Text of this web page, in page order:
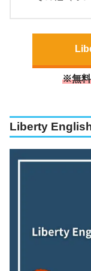
※無料
Liberty